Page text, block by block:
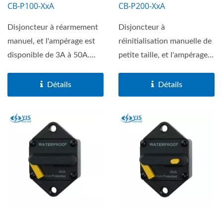
CB-P100-XxA
Disjoncteur à réarmement
manuel, et l'ampérage est
disponible de 3A à 50A.
Détails
CB-P200-XxA
Disjoncteur à
réinitialisation manuelle de
petite taille, et l'ampérage
Détails